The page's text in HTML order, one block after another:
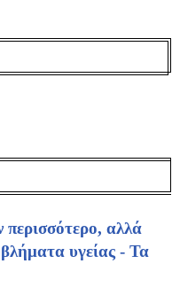
αλλά
υγείας - Τα